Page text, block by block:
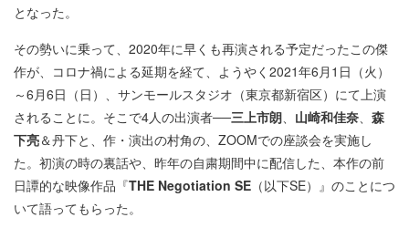
となった。
その勢いに乗って、2020年に早くも再演される予定だったこの傑
作が、コロナ禍による延期を経て、ようやく2021年6月1日（火）
～6月6日（日）、サンモールスタジオ（東京都新宿区）にて上演
されることに。そこで4人の出演者──三上市朗、 山崎和佳奈、 森
下亮＆丹下と、作・演出の村角の、ZOOMでの座談会を実施し
た。初演の時の裏話や、昨年の自粛期間中に配信した、本作の前
日譚的な映像作品『THE Negotiation SE （以下SE）』のことにつ
いて語ってもらった。